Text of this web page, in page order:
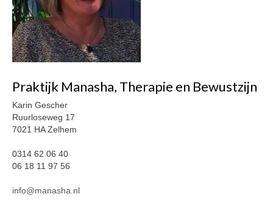
Praktijk Manasha, Therapie en Bewustzijn
Karin Gescher
Ruurloseweg 17
7021 HA Zelhem
0314 62 06 40
06 18 11 97 56
info@manasha.nl